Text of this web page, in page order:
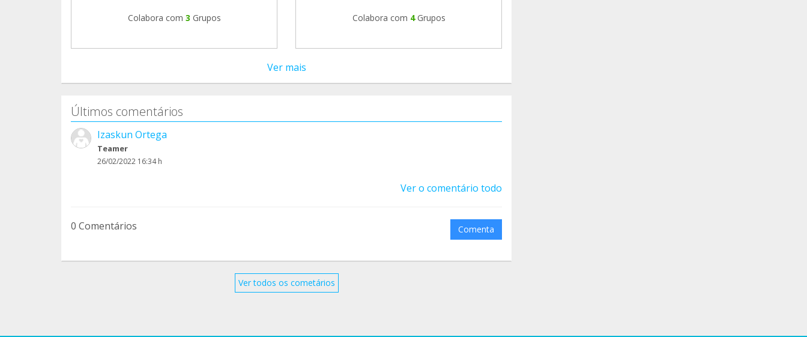
Colabora com 3 Grupos Colabora com 4 Grupos
Ver mais
Últimos comentários
Izaskun Ortega
Teamer
26/02/2022 16:34 h
Ver o comentário todo
0 Comentários Comenta
Ver todos os cometários